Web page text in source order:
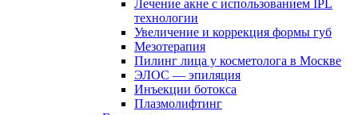
Лечение акне с использованием IPL
технологии
Увеличение и коррекция формы губ
Мезотерапия
Пилинг лица у косметолога в Москве
ЭЛОС — эпиляция
Инъекции ботокса
Плазмолифтинг